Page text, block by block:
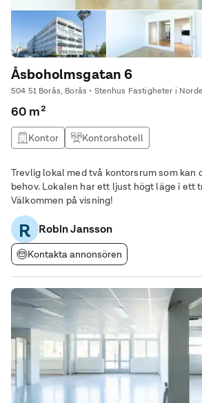
Åsboholmsgatan 6
504 51 Borås, Borås • Stenhus Fastigheter i
60 m²
Kontor Kontorshotell
Trevlig lokal med två kontorsrum som kan
behov. Lokalen har ett ljust högt läge i ett
Välkommen på visning!
R Robin Jansson
Kontakta annonsören